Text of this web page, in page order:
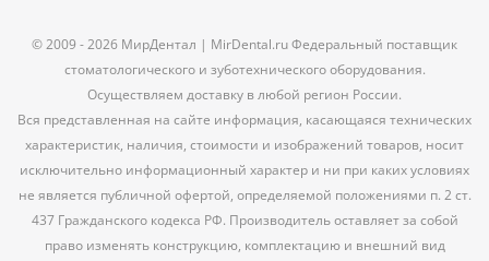
© 2009 - 2026 МирДентал | MirDental.ru Федеральный поставщик
стоматологического и зуботехнического оборудования.
Осуществляем доставку в любой регион России.
Вся представленная на сайте информация, касающаяся технических
характеристик, наличия, стоимости и изображений товаров, носит
исключительно информационный характер и ни при каких условиях
не является публичной офертой, определяемой положениями п. 2 ст.
437 Гражданского кодекса РФ. Производитель оставляет за собой
право изменять конструкцию, комплектацию и внешний вид